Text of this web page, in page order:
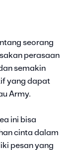
seorang
perasaan
semakin
yang dapat
Army.
ini bisa
cinta dalam
pesan yang